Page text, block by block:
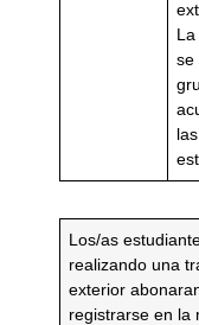
se
Los/as
realizando una
exterior
registrarse en la